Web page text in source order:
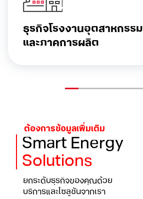
ธุรกิจโรงงานอุตสาหกรรม
และภาคการผลิต
ต้องการข้อมูลเพิ่มเติม
SmartEnergy
Solutions
ยกระดับธุรกิจของคุณด้วย
บริการและโซลูชันจากเรา